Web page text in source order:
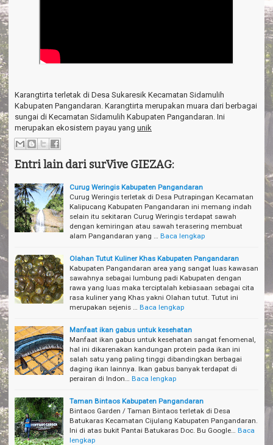
Karangtirta terletak di Desa Sukaresik Kecamatan Sidamulih
Kabupaten Pangandaran. Karangtirta merupakan muara dari berbagai
sungai di Kecamatan Sidamulih Kabupaten Pangandaran. Ini
merupakan ekosistem payau yang unik
Entri lain dari surVive GIEZAG:
Curug Weringis Kabupaten Pangandaran
Curug Weringis terletak di Desa Putrapingan Kecamatan
Kalipucang Kabupaten Pangandaran ini memang indah
selain itu sekitaran Curug Weringis terdapat sawah
dengan kemiringan atau sawah terasering membuat
alam Pangandaran yang …
Baca lengkap
Olahan Tutut Kuliner Khas Kabupaten Pangandaran
Kabupaten Pangandaran area yang sangat luas kawasan
sawahnya sebagai lumbung padi Kabupaten dengan
rawa yang luas maka terciptalah kebiasaan sebagai cita
rasa kuliner yang Khas yakni Olahan tutut. Tutut ini
merupakan sejenis …
Baca lengkap
Manfaat ikan gabus untuk kesehatan
Manfaat ikan gabus untuk kesehatan sangat fenomenal,
hal ini dikarenakan kandungan protein pada ikan ini
salah satu yang paling tinggi dibandingkan berbagai
daging ikan lainnya. Ikan gabus banyak terdapat di
perairan di Indon…
Baca lengkap
Taman Bintaos Kabupaten Pangandaran
Bintaos Garden / Taman Bintaos terletak di Desa
Batukaras Kecamatan Cijulang Kabupaten Pangandaran.
Ini di atas bukit Pantai Batukaras Doc. Bu Google…
Baca
lengkap